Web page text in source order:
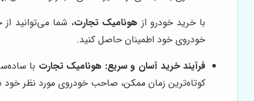
با خرید خودرو از هونامیک تجارت، شما می‌توانید
خودروی خود اطمینان حاصل کنید.
فرآیند خرید آسان و سریع: هونامیک تجارت با
کوتاه‌ترین زمان ممکن، صاحب خودروی مورد نظر خود